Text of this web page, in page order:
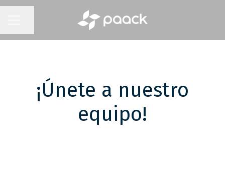
Compartir página
¡Únete a nuestro
equipo!